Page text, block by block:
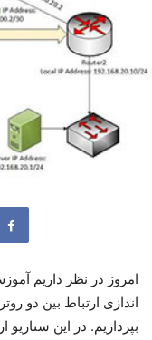
امروز در نظر داریم
اندازی ارتباط بین دو